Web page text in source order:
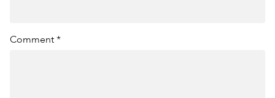
Comment *